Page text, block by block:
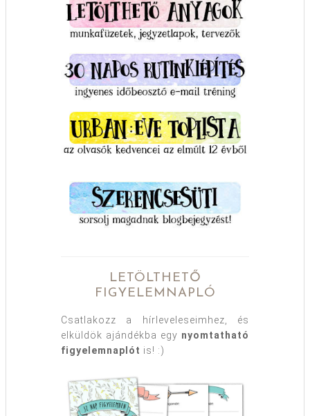
LETÖLTHETŐ
FIGYELEMNAPLÓ
Csatlakozz a hírleveleseimhez, és
elküldök ajándékba egy nyomtatható
figyelemnaplót is! :)